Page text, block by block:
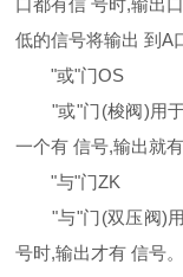
口都有信 号时,输出
低的信号将输出 到A
"或"门OS
"或"门(梭阀)用于
一个有 信号,输出就有
"与"门ZK
"与"门(双压阀)用
号时,输出才有 信号。